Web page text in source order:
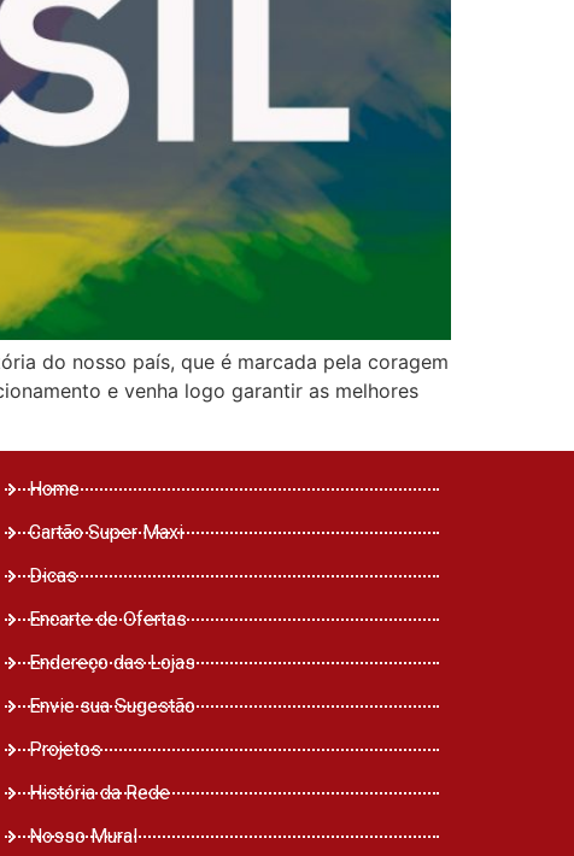
do nosso país, que é marcada pela coragem
e venha logo garantir as melhores
Home
Cartão Super Maxi
Dicas
Encarte de Ofertas
Endereço das Lojas
Envie sua Sugestão
Projetos
História da Rede
Nosso Mural